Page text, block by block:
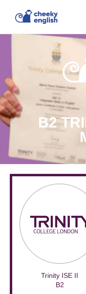
B2
Trinity ISE II
B2